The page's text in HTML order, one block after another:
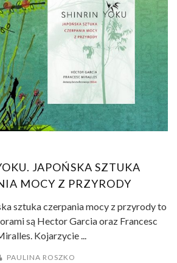
JAPOŃSKA SZTUKA
MOCY Z PRZYRODY
sztuka czerpania mocy z przyrody to
są Hector Garcia oraz Francesc
Kojarzycie ...
PAULINA ROSZKO